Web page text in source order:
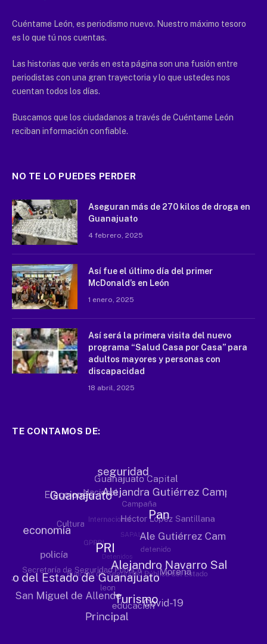
Cuéntame León, es periodismo nuevo. Nuestro máximo tesoro
es lo que tú nos cuentas.
Las historias que verás en esta página son una fusión entre
periodistas con una gran trayectoria y lo que ustedes nos
cuentan todos los días.
Buscamos que los ciudadanos a través de Cuéntame León
reciban información confiable.
NO TE LO PUEDES PERDER
Aseguran más de 270 kilos de droga en
Guanajuato
4 febrero, 2025
Así fue el último día del primer
McDonald’s en León
1 enero, 2025
Así será la primera visita del nuevo
programa “Salud Casa por Casa” para
adultos mayores y personas con
discapacidad
18 abril, 2025
TE CONTAMOS DE: